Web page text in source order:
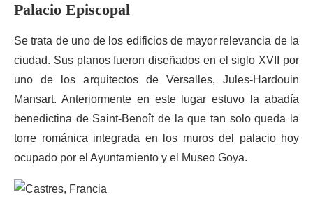
Palacio Episcopal
Se trata de uno de los edificios de mayor relevancia de la
ciudad. Sus planos fueron diseñados en el siglo XVII por
uno de los arquitectos de Versalles, Jules-Hardouin
Mansart. Anteriormente en este lugar estuvo la abadía
benedictina de Saint-Benoît de la que tan solo queda la
torre románica integrada en los muros del palacio hoy
ocupado por el Ayuntamiento y el Museo Goya.